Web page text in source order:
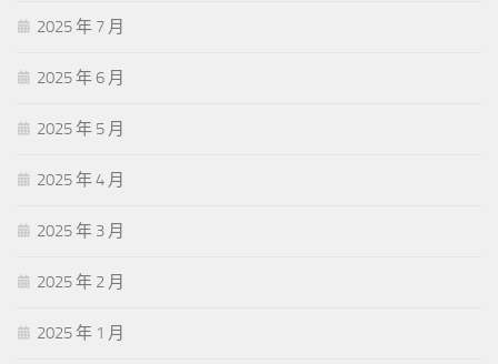
2025 年 7 月
2025 年 6 月
2025 年 5 月
2025 年 4 月
2025 年 3 月
2025 年 2 月
2025 年 1 月